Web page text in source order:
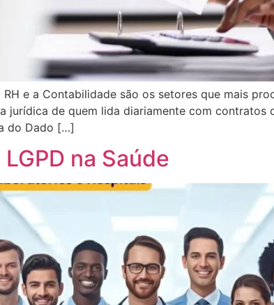
e a Contabilidade são os setores que mais
jurídica de quem lida diariamente com
do Dado […]
na Saúde